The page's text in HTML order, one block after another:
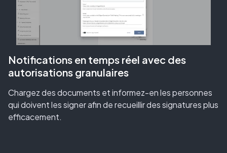
Notifications en temps réel avec des
autorisations granulaires
Chargez des documents et informez-en les personnes
qui doivent les signer afin de recueillir des signatures plus
efficacement.